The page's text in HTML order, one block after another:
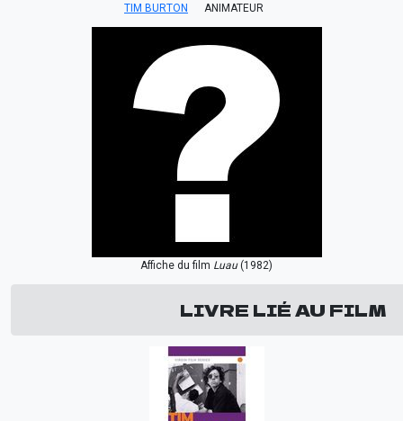
TIM BURTON ANIMATEUR
Affiche du film Luau(1982)
LIVRE LIÉ AU FILM